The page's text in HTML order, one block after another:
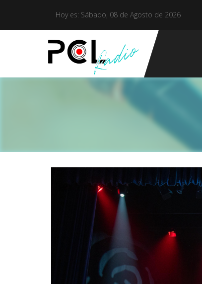
Hoy es: Sábado, 08 de Agosto de 2026